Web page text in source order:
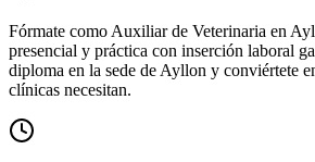
Fórmate como Auxiliar de Veterinaria en
presencial y práctica con inserción laboral
diploma en la sede de Ayllon y conviértete
clínicas necesitan.